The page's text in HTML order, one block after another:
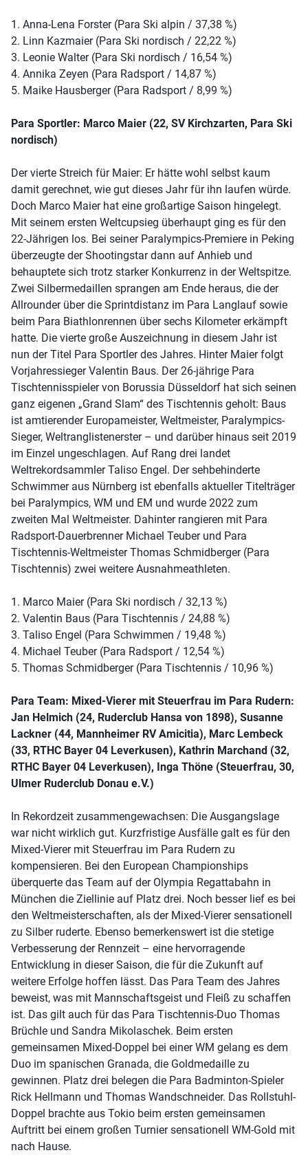
1. Anna-Lena Forster (Para Ski alpin / 37,38 %)
2. Linn Kazmaier (Para Ski nordisch / 22,22 %)
3. Leonie Walter (Para Ski nordisch / 16,54 %)
4. Annika Zeyen (Para Radsport / 14,87 %)
5. Maike Hausberger (Para Radsport / 8,99 %)
Para Sportler: Marco Maier (22, SV Kirchzarten, Para Ski
nordisch)
Der vierte Streich für Maier: Er hätte wohl selbst kaum
damit gerechnet, wie gut dieses Jahr für ihn laufen würde.
Doch Marco Maier hat eine großartige Saison hingelegt.
Mit seinem ersten Weltcupsieg überhaupt ging es für den
22-Jährigen los. Bei seiner Paralympics-Premiere in Peking
überzeugte der Shootingstar dann auf Anhieb und
behauptete sich trotz starker Konkurrenz in der Weltspitze.
Zwei Silbermedaillen sprangen am Ende heraus, die der
Allrounder über die Sprintdistanz im Para Langlauf sowie
beim Para Biathlonrennen über sechs Kilometer erkämpft
hatte. Die vierte große Auszeichnung in diesem Jahr ist
nun der Titel Para Sportler des Jahres. Hinter Maier folgt
Vorjahressieger Valentin Baus. Der 26-jährige Para
Tischtennisspieler von Borussia Düsseldorf hat sich seinen
ganz eigenen „Grand Slam“ des Tischtennis geholt: Baus
ist amtierender Europameister, Weltmeister, Paralympics-
Sieger, Weltranglistenerster – und darüber hinaus seit 2019
im Einzel ungeschlagen. Auf Rang drei landet
Weltrekordsammler Taliso Engel. Der sehbehinderte
Schwimmer aus Nürnberg ist ebenfalls aktueller Titelträger
bei Paralympics, WM und EM und wurde 2022 zum
zweiten Mal Weltmeister. Dahinter rangieren mit Para
Radsport-Dauerbrenner Michael Teuber und Para
Tischtennis-Weltmeister Thomas Schmidberger (Para
Tischtennis) zwei weitere Ausnahmeathleten.
1. Marco Maier (Para Ski nordisch / 32,13 %)
2. Valentin Baus (Para Tischtennis / 24,88 %)
3. Taliso Engel (Para Schwimmen / 19,48 %)
4. Michael Teuber (Para Radsport / 12,54 %)
5. Thomas Schmidberger (Para Tischtennis / 10,96 %)
Para Team: Mixed-Vierer mit Steuerfrau im Para Rudern:
Jan Helmich (24, Ruderclub Hansa von 1898), Susanne
Lackner (44, Mannheimer RV Amicitia), Marc Lembeck
(33, RTHC Bayer 04 Leverkusen), Kathrin Marchand (32,
RTHC Bayer 04 Leverkusen), Inga Thöne (Steuerfrau, 30,
Ulmer Ruderclub Donau e.V.)
In Rekordzeit zusammengewachsen: Die Ausgangslage
war nicht wirklich gut. Kurzfristige Ausfälle galt es für den
Mixed-Vierer mit Steuerfrau im Para Rudern zu
kompensieren. Bei den European Championships
überquerte das Team auf der Olympia Regattabahn in
München die Ziellinie auf Platz drei. Noch besser lief es bei
den Weltmeisterschaften, als der Mixed-Vierer sensationell
zu Silber ruderte. Ebenso bemerkenswert ist die stetige
Verbesserung der Rennzeit – eine hervorragende
Entwicklung in dieser Saison, die für die Zukunft auf
weitere Erfolge hoffen lässt. Das Para Team des Jahres
beweist, was mit Mannschaftsgeist und Fleiß zu schaffen
ist. Das gilt auch für das Para Tischtennis-Duo Thomas
Brüchle und Sandra Mikolaschek. Beim ersten
gemeinsamen Mixed-Doppel bei einer WM gelang es dem
Duo im spanischen Granada, die Goldmedaille zu
gewinnen. Platz drei belegen die Para Badminton-Spieler
Rick Hellmann und Thomas Wandschneider. Das Rollstuhl-
Doppel brachte aus Tokio beim ersten gemeinsamen
Auftritt bei einem großen Turnier sensationell WM-Gold mit
nach Hause.